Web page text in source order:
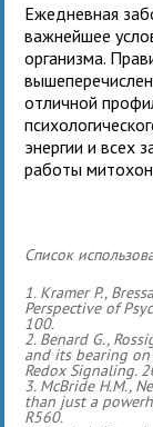
Ежедневная
важнейшее
организма.
отличной
энергии и всех
работы
Список
1. Kramer P.,
Perspective of
100.
2. Benard G.,
and its bearing
Redox Signaling.
3. McBride H.M.,
than just a
R560.